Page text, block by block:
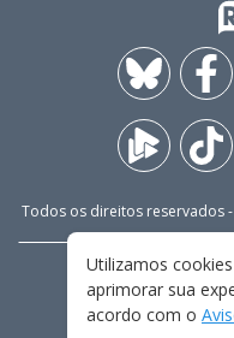
Todos os direitos reservados
TERMOS
Utilizamos
aprimorar sua
acordo com o